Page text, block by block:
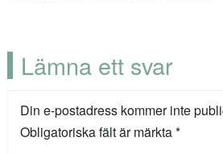
Lämna ett svar
Din e-postadress kommer inte
Obligatoriska fält är märkta*